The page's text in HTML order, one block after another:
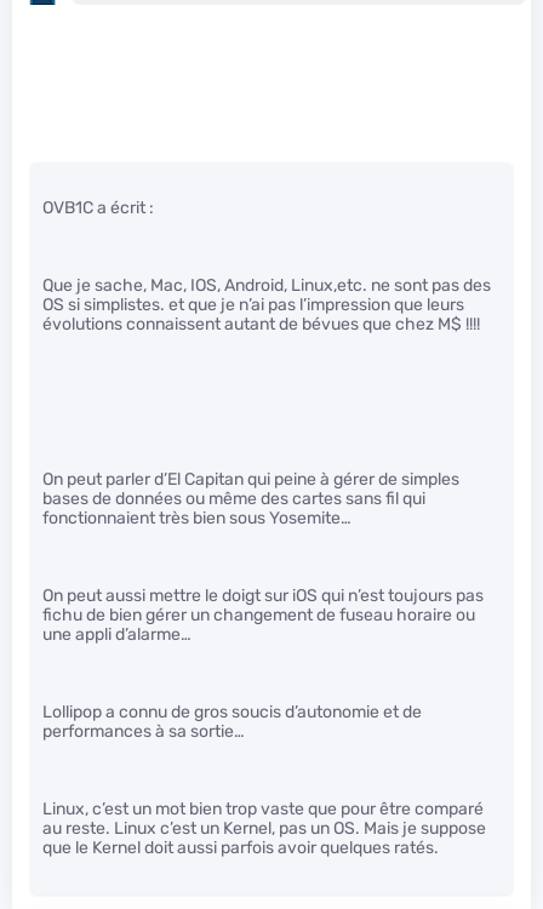
OVB1C a écrit :
Que je sache, Mac, IOS, Android, Linux,etc. ne sont pas des
OS si simplistes. et que je n’ai pas l’impression que leurs
évolutions connaissent autant de bévues que chez M$ !!!!
On peut parler d’El Capitan qui peine à gérer de simples
bases de données ou même des cartes sans fil qui
fonctionnaient très bien sous Yosemite…
On peut aussi mettre le doigt sur iOS qui n’est toujours pas
fichu de bien gérer un changement de fuseau horaire ou
une appli d’alarme…
Lollipop a connu de gros soucis d’autonomie et de
performances à sa sortie…
Linux, c’est un mot bien trop vaste que pour être comparé
au reste. Linux c’est un Kernel, pas un OS. Mais je suppose
que le Kernel doit aussi parfois avoir quelques ratés.